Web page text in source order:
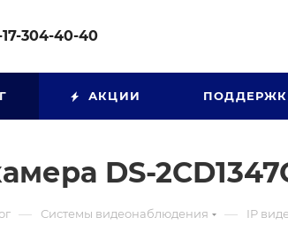
17-304-40-40
АКЦИИ
DS-
— Системы видеонаблюдения — IP